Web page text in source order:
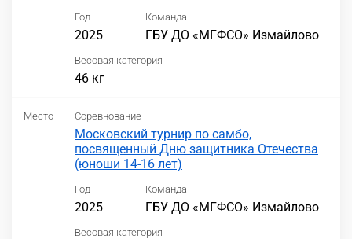
Год
2025
Команда
ГБУ ДО «МГФСО» Измайлово
Весовая категория
46 кг
Место Соревнование
Московский турнир по самбо,
посвященный Дню защитника Отечества
(юноши 14-16 лет)
Год
2025
Команда
ГБУ ДО «МГФСО» Измайлово
Весовая категория